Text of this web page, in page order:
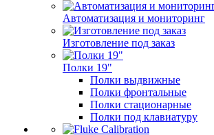
Автоматизация и мониторинг
Изготовление под заказ
Полки 19"
Полки выдвижные
Полки фронтальные
Полки стационарные
Полки под клавиатуру